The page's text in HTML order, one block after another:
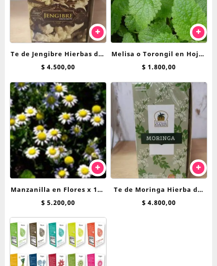
Te de Jengibre Hierbas del
Oasis saquitos
$ 4.500,00
Melisa o Torongil en Hojas
100 grs
$ 1.800,00
Manzanilla en Flores x 100
g
$ 5.200,00
Te de Moringa Hierba del
Oasis saquitos
$ 4.800,00